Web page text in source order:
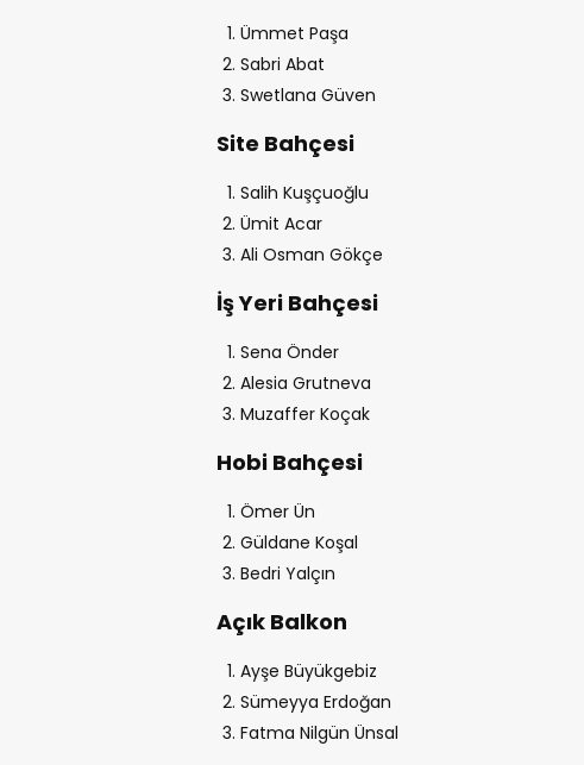
Ümmet Paşa
Sabri Abat
Swetlana Güven
Site Bahçesi
Salih Kuşçuoğlu
Ümit Acar
Ali Osman Gökçe
İş Yeri Bahçesi
Sena Önder
Alesia Grutneva
Muzaffer Koçak
Hobi Bahçesi
Ömer Ün
Güldane Koşal
Bedri Yalçın
Açık Balkon
Ayşe Büyükgebiz
Sümeyya Erdoğan
Fatma Nilgün Ünsal